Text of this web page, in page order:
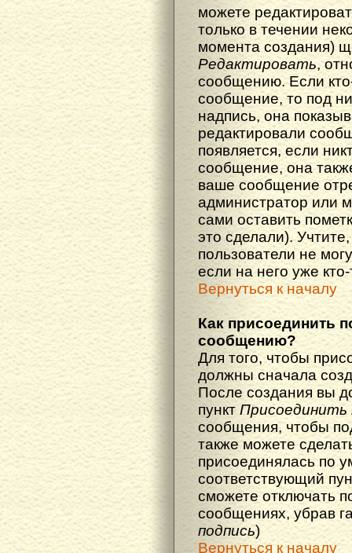
можете
только в течении
момента создания)
Редактировать,
сообщению. Если
сообщение, то под
надпись, она
редактировали
появляется, если
сообщение, она
ваше сообщение
администратор или
сами оставить
это сделали).
пользователи не
если на него уже
Вернуться к началу
Как присоединить
сообщению?
Для того, чтобы
должны сначала
После создания вы
пункт Присоединить
сообщения, чтобы
также можете
присоединялась по
соответствующий
сможете отключать
сообщениях, убрав
подпись)
Вернуться к началу